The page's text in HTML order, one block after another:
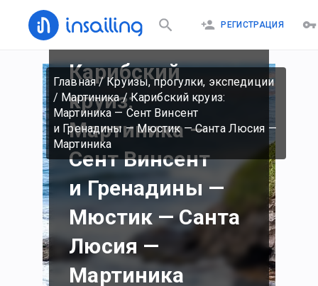
РЕГИСТРАЦИЯ
Главная/Круизы, прогулки, экспедиции
/ Мартиника/Карибский круиз:
Мартиника — Сент Винсент
и Гренадины — Мюстик — Санта Люсия —
Мартиника
14 марта 2020 г.
Карибский
круиз:
Мартиника —
Сент Винсент
и Гренадины —
Мюстик — Санта
Люсия —
Мартиника